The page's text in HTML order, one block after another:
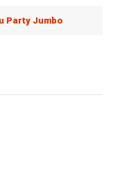
Party Jumbo